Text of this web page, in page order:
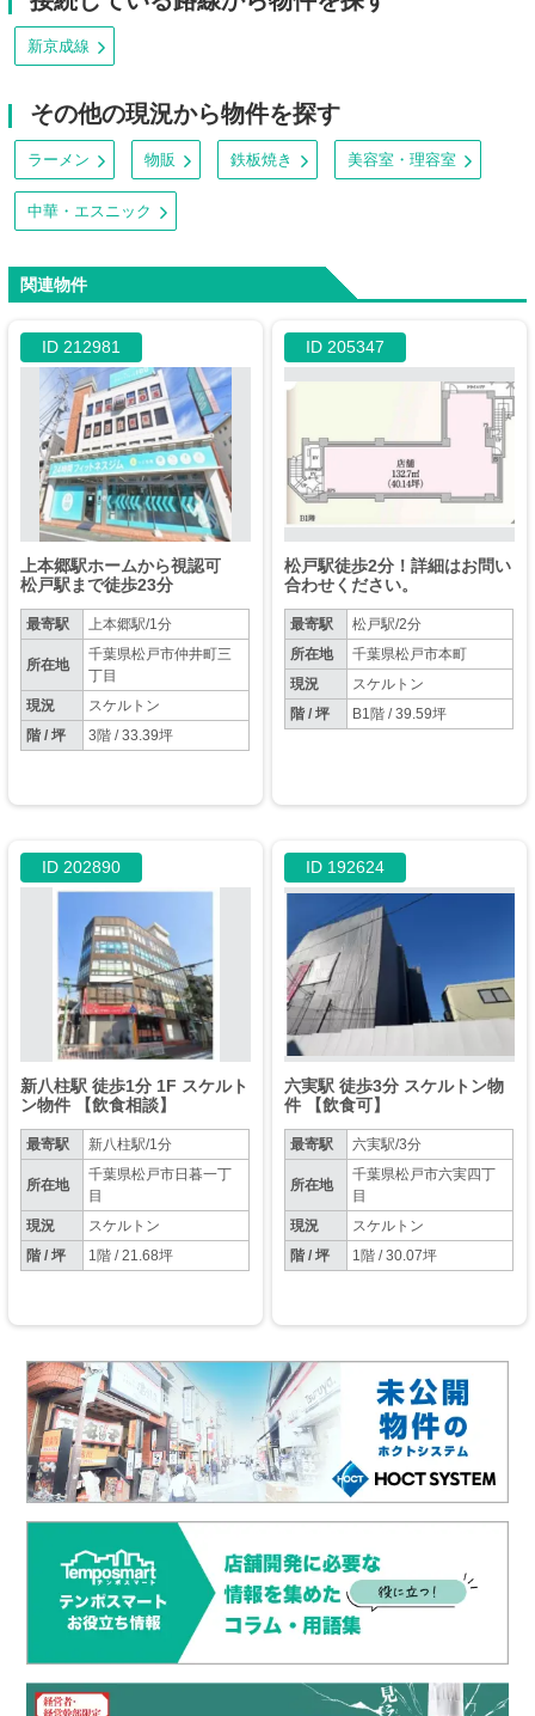
新京成線
その他の現況から物件を探す
ラーメン 物販 鉄板焼き 美容室・理容室
中華・エスニック
関連物件
ID 212981
上本郷駅ホームから視認可
松戸駅まで徒歩23分
最寄駅 上本郷駅/1分
所在地
千葉県松戸市仲井町三
丁目
現況
スケルトン
階 / 坪
3階 / 33.39坪
ID 205347
松戸駅徒歩2分！詳細はお問い
合わせください。
最寄駅
松戸駅/2分
所在地
千葉県松戸市本町
現況
スケルトン
階 / 坪
B1階 / 39.59坪
ID 202890
新八柱駅 徒歩1分 1F スケルト
ン物件 【飲食相談】
最寄駅 新八柱駅/1分
所在地
千葉県松戸市日暮一丁
目
現況
スケルトン
階 / 坪
1階 / 21.68坪
ID 192624
六実駅 徒歩3分 スケルトン物
件 【飲食可】
最寄駅 六実駅/3分
所在地
千葉県松戸市六実四丁
目
現況
スケルトン
階 / 坪
1階 / 30.07坪